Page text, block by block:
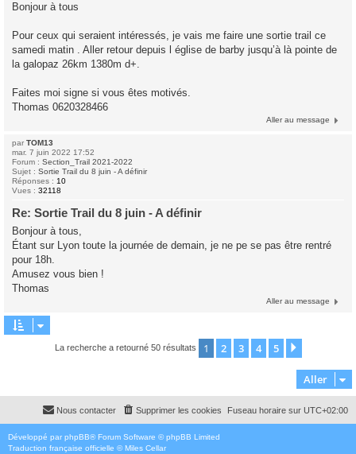
Bonjour à tous
Pour ceux qui seraient intéressés, je vais me faire une sortie trail ce
samedi matin . Aller retour depuis l église de barby jusqu’à là pointe de
la galopaz 26km 1380m d+.
Faites moi signe si vous êtes motivés.
Thomas 0620328466
Aller au message
par TOM13
mar. 7 juin 2022 17:52
Forum : Section_Trail 2021-2022
Sujet : Sortie Trail du 8 juin - A définir
Réponses : 10
Vues : 32118
Re: Sortie Trail du 8 juin - A définir
Bonjour à tous,
Étant sur Lyon toute la journée de demain, je ne pe se pas être rentré
pour 18h.
Amusez vous bien !
Thomas
Aller au message
La recherche a retourné 50 résultats 1 2 3 4 5
Aller
Fuseau horaire sur UTC+02:00
Supprimer les cookies
Nous contacter
Développé par phpBB® Forum Software © phpBB Limited
Traduction française officielle ©Miles Cellar